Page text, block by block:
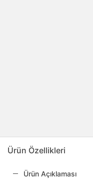
Ürün Özellikleri
Ürün Açıklaması